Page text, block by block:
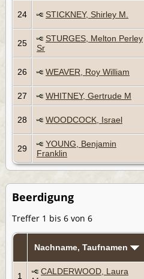
24 STICKNEY, Shirley M.
25
STURGES, Melton Perley
Sr
26 WEAVER, Roy William
27 WHITNEY, Gertrude M
28 WOODCOCK, Israel
29
YOUNG, Benjamin
Franklin
Beerdigung
Treffer 1 bis 6 von 6
Nachname, Taufnamen
1
CALDERWOOD, Laura